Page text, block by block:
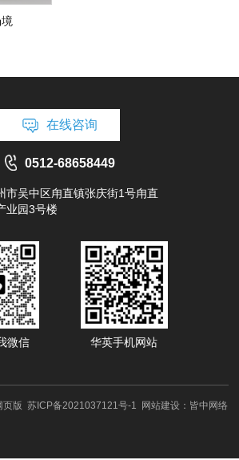
在线咨询
0512-68658449
市吴中区甪直镇张庆街1号甪直
业园3号楼
微信 华英手机网站
页版苏ICP备2021037121号-1 网站建设： 皆中网络